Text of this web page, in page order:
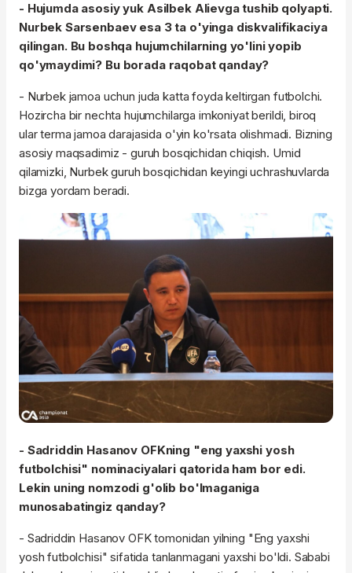
- Hujumda asosiy yuk Asilbek Alievga tushib qolyapti.
Nurbek Sarsenbaev esa 3 ta o'yinga diskvalifikaciya
qilingan. Bu boshqa hujumchilarning yo'lini yopib
qo'ymaydimi? Bu borada raqobat qanday?
- Nurbek jamoa uchun juda katta foyda keltirgan futbolchi.
Hozircha bir nechta hujumchilarga imkoniyat berildi, biroq
ular terma jamoa darajasida o'yin ko'rsata olishmadi. Bizning
asosiy maqsadimiz - guruh bosqichidan chiqish. Umid
qilamizki, Nurbek guruh bosqichidan keyingi uchrashuvlarda
bizga yordam beradi.
- Sadriddin Hasanov OFKning "eng yaxshi yosh
futbolchisi" nominaciyalari qatorida ham bor edi.
Lekin uning nomzodi g'olib bo'lmaganiga
munosabatingiz qanday?
- Sadriddin Hasanov OFK tomonidan yilning "Eng yaxshi
yosh futbolchisi" sifatida tanlanmagani yaxshi bo'ldi. Sababi